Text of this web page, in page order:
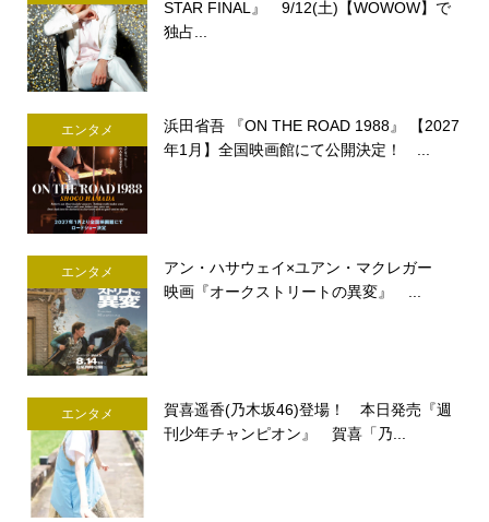
STAR FINAL』 9/12(土)【WOWOW】で
独占...
エンタメ
浜田省吾 『ON THE ROAD 1988』 【2027
年1月】全国映画館にて公開決定！ ...
エンタメ
アン・ハサウェイ×ユアン・マクレガー
映画『オークストリートの異変』 ...
エンタメ
賀喜遥香(乃木坂46)登場！ 本日発売『週
刊少年チャンピオン』 賀喜「乃...